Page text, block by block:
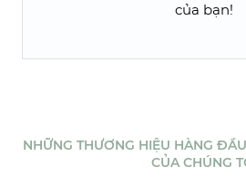
của bạn!
NHỮNG THƯƠNG HIỆU HÀNG
CỦA CHÚNG